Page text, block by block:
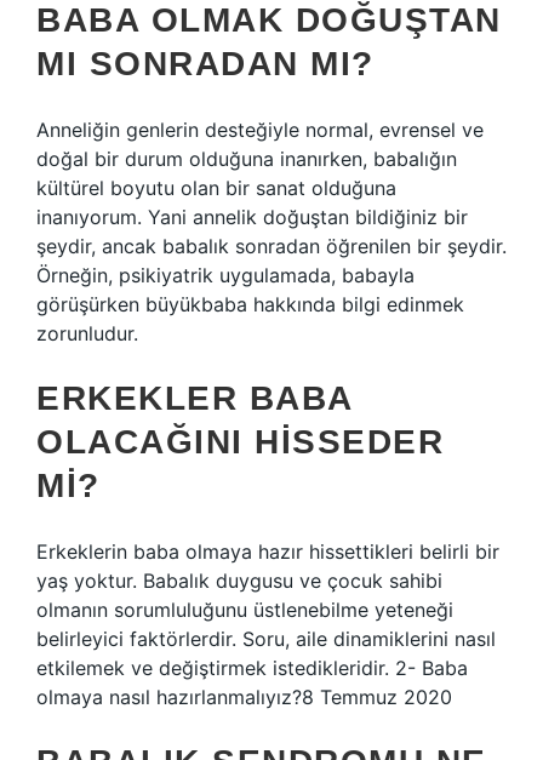
BABA OLMAK DOĞUŞTAN
MI SONRADAN MI?
Anneliğin genlerin desteğiyle normal, evrensel ve
doğal bir durum olduğuna inanırken, babalığın
kültürel boyutu olan bir sanat olduğuna
inanıyorum. Yani annelik doğuştan bildiğiniz bir
şeydir, ancak babalık sonradan öğrenilen bir şeydir.
Örneğin, psikiyatrik uygulamada, babayla
görüşürken büyükbaba hakkında bilgi edinmek
zorunludur.
ERKEKLER BABA
OLACAĞINI HISSEDER
MI?
Erkeklerin baba olmaya hazır hissettikleri belirli bir
yaş yoktur. Babalık duygusu ve çocuk sahibi
olmanın sorumluluğunu üstlenebilme yeteneği
belirleyici faktörlerdir. Soru, aile dinamiklerini nasıl
etkilemek ve değiştirmek istedikleridir. 2- Baba
olmaya nasıl hazırlanmalıyız?8 Temmuz 2020